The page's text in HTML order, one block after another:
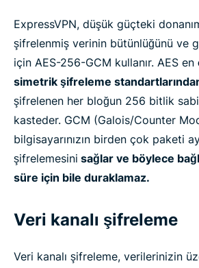
ExpressVPN, düşük güçteki
şifrelenmiş verinin bütünlüğünü ve
için AES-256-GCM kullanır. AES en
simetrik şifreleme
şifrelenen her bloğun 256 bitlik
kasteder. GCM (Galois/Counter
bilgisayarınızın birden çok paketi
şifrelemesini sağlar ve böylece
süre için bile duraklamaz.
Veri kanalı şifreleme
Veri kanalı şifreleme, verilerinizin